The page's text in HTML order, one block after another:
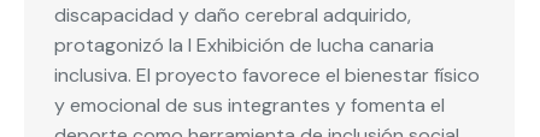
discapacidad y daño cerebral adquirido,
protagonizó la I Exhibición de lucha canaria
inclusiva. El proyecto favorece el bienestar físico
y emocional de sus integrantes y fomenta el